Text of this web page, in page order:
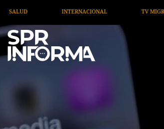
TV MIGRANTE INFORMA OPINIÓN